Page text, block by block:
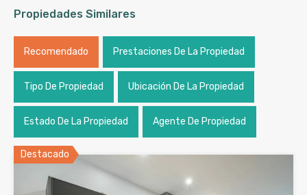
Propiedades Similares
Recomendado Prestaciones De La Propiedad
Tipo De Propiedad Ubicación De La Propiedad
Estado De La Propiedad Agente De Propiedad
Destacado